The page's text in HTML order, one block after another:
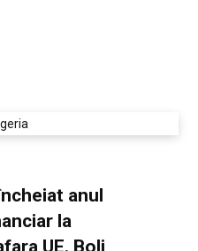
anul
la
UE. Boli